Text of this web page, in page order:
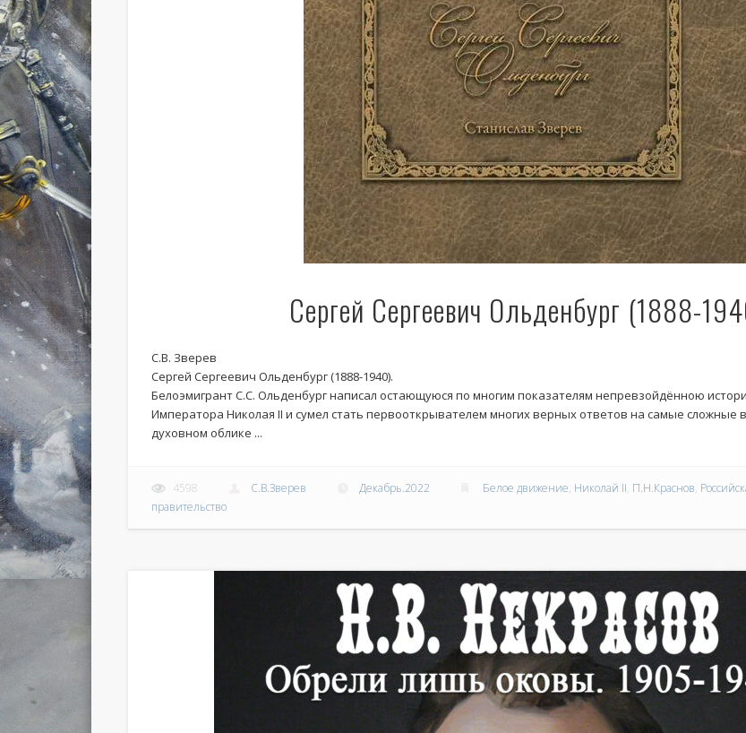
Сергей Сергеевич Ольденбург (1888-
С.В. Зверев
Сергей Сергеевич Ольденбург (1888-1940).
Белоэмигрант С.С. Ольденбург написал остающуюся по многим показателям непревзойдённою
Императора Николая II и сумел стать первооткрывателем многих верных ответов на самые сложные
духовном облике ...
4598 С.В.Зверев Декабрь.2022 Белое движение, Николай II, П.Н.Краснов,
правительство